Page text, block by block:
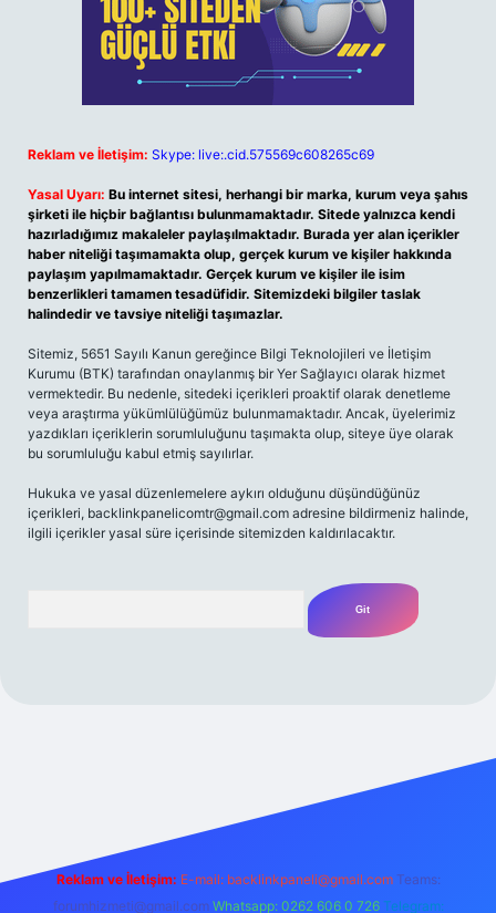
Reklam ve İletişim: Skype: live:.cid.575569c608265c69
Yasal Uyarı: Bu internet sitesi, herhangi bir marka, kurum veya şahıs
şirketi ile hiçbir bağlantısı bulunmamaktadır. Sitede yalnızca kendi
hazırladığımız makaleler paylaşılmaktadır. Burada yer alan içerikler
haber niteliği taşımamakta olup, gerçek kurum ve kişiler hakkında
paylaşım yapılmamaktadır. Gerçek kurum ve kişiler ile isim
benzerlikleri tamamen tesadüfidir. Sitemizdeki bilgiler taslak
halindedir ve tavsiye niteliği taşımazlar.
Sitemiz, 5651 Sayılı Kanun gereğince Bilgi Teknolojileri ve İletişim
Kurumu (BTK) tarafından onaylanmış bir Yer Sağlayıcı olarak hizmet
vermektedir. Bu nedenle, sitedeki içerikleri proaktif olarak denetleme
veya araştırma yükümlülüğümüz bulunmamaktadır. Ancak, üyelerimiz
yazdıkları içeriklerin sorumluluğunu taşımakta olup, siteye üye olarak
bu sorumluluğu kabul etmiş sayılırlar.
Hukuka ve yasal düzenlemelere aykırı olduğunu düşündüğünüz
içerikleri, backlinkpanelicomtr@gmail.com adresine bildirmeniz halinde,
ilgili içerikler yasal süre içerisinde sitemizden kaldırılacaktır.
Reklam ve İletişim: E-mail: backlinkpaneli@gmail.com Teams:
forumhizmeti@gmail.com Whatsapp: 0262 606 0 726 Telegram: